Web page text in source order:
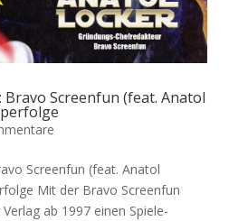
Screenfun (feat. Anatol
Screenfun (feat. Anatol
Mit der Bravo Screenfun
ab 1997 einen Spiele-